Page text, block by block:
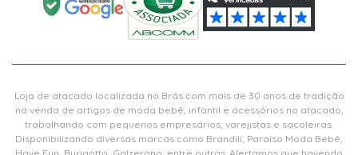
Loja de atacado localizada no Brás com mais de 30 anos de tradição
na venda de artigos de moda bebê, infantil e acessórios no atacado,
trabalhando com pequenos empresários, varejistas e sacoleiras.
Disponibilizando diversas marcas como Brandili, Paraíso Moda Bebê,